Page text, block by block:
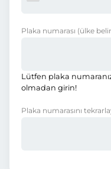
Plaka numarası (ülke
Lütfen plaka
olmadan girin!
Plaka numarasını